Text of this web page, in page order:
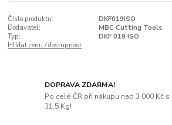
Číslo produktu:
DKF019ISO
Dodavatel:
MBC Cutting Tools
Typ:
DKF 019 ISO
Hlídat cenu / dostupnost
DOPRAVA ZDARMA!
Po celé ČR při nákupu nad 3 000 Kč
31,5 Kg!